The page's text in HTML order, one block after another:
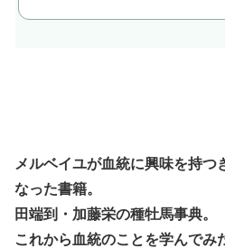
メルベイユが血統に興味を持つ
なった書籍。
田端到・加藤栄の種牡馬事典。
これから血統のことを学んでみ